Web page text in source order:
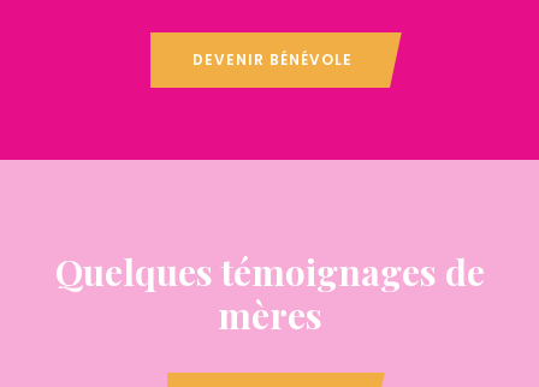
DEVENIR BÉNÉVOLE
Quelques témoignages de
mères